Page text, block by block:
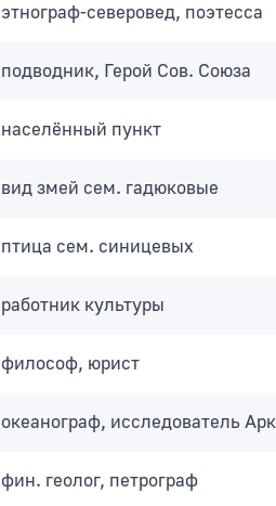
этнограф-северовед, поэтесса
подводник, Герой Сов. Союза
населённый пункт
вид змей сем. гадюковые
птица сем. синицевых
работник культуры
философ, юрист
океанограф, исследователь
фин. геолог, петрограф